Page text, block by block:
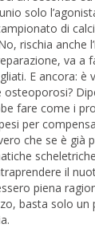
solo
di
rischia anche
va a
E ancora: è
osteoporosi?
fare come i
per
che se è già
il
piena
basta solo un